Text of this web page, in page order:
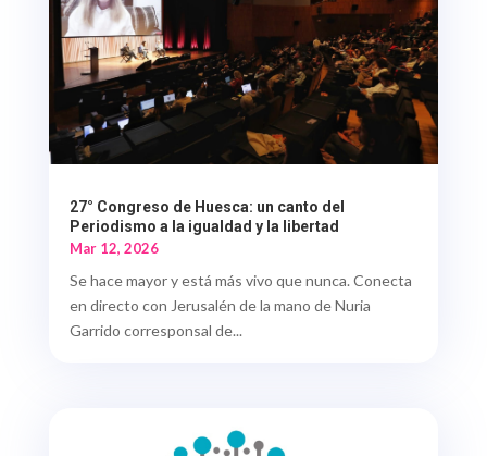
27° Congreso de Huesca: un canto del
Periodismo a la igualdad y la libertad
Mar 12, 2026
Se hace mayor y está más vivo que nunca. Conecta
en directo con Jerusalén de la mano de Nuria
Garrido corresponsal de...